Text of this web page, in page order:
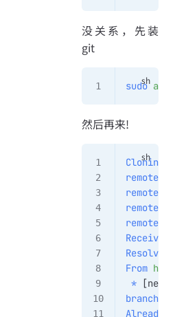
没关系，先装
git
sudo apt
然后再来!
Cloning
remote:
remote:
remote:
remote:
Receiving
Resolving
From
* [new
branch
Already